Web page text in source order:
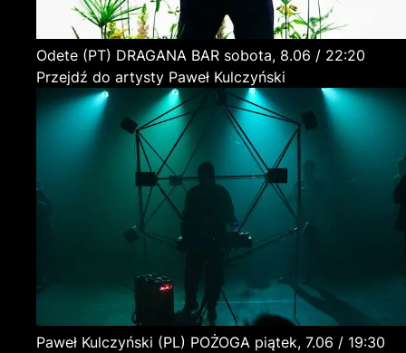
Odete (PT) DRAGANA BAR
sobota, 8.06 / 22:20
Przejdź do artysty Paweł Kulczyński
Paweł Kulczyński (PL) POŻOGA
piątek, 7.06 / 19:30